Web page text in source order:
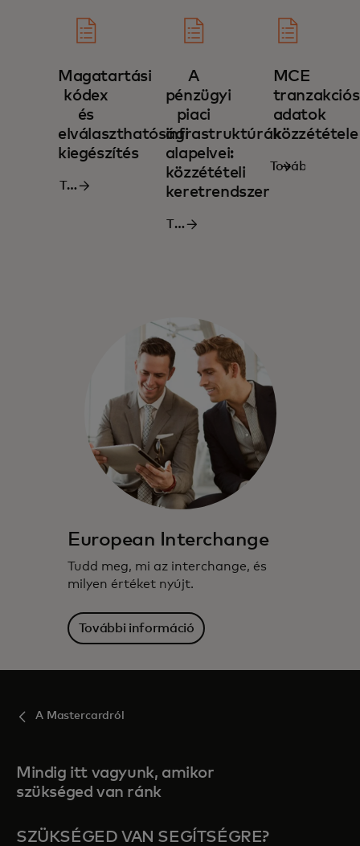
Magatartási
kódex
és
elválaszthatósági
kiegészítés‎
További
A
pénzügyi
piaci
infrastruktúrák
alapelvei:
közzétételi
keretrendszer‎
További
MCE
tranzakciós
adatok
közzététele‎
További
European Interchange
Tudd meg, mi az interchange, és
milyen értéket nyújt.
További információ
A Mastercardról
Mindig itt vagyunk, amikor
szükséged van ránk
SZÜKSÉGED VAN SEGÍTSÉGRE?